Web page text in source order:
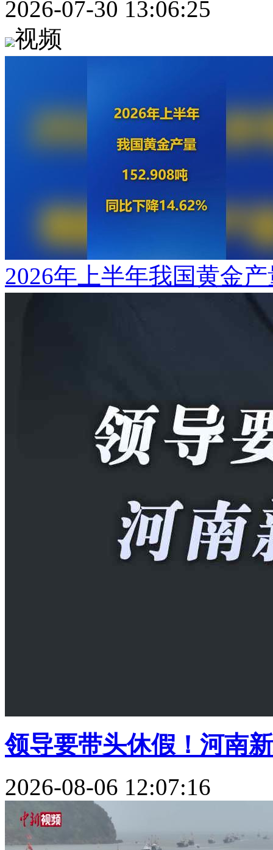
2026-07-30 13:06:25
视频
2026年上半年我国黄金
领导要带头休假！河南
2026-08-06 12:07:16